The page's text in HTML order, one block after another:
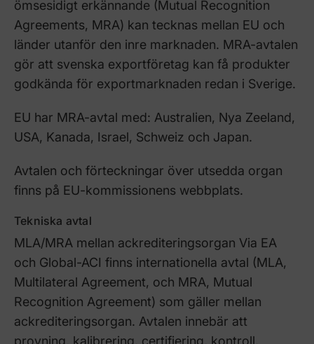
ömsesidigt erkännande (Mutual Recognition
Agreements, MRA) kan tecknas mellan EU och
länder utanför den inre marknaden. MRA-avtalen
gör att svenska exportföretag kan få produkter
godkända för exportmarknaden redan i Sverige.
EU har MRA-avtal med: Australien, Nya Zeeland,
USA, Kanada, Israel, Schweiz och Japan.
Avtalen och förteckningar över utsedda organ
finns på EU-kommissionens webbplats.
Tekniska avtal
MLA/MRA mellan ackrediteringsorgan Via EA
och Global-ACI finns internationella avtal (MLA,
Multilateral Agreement, och MRA, Mutual
Recognition Agreement) som gäller mellan
ackrediteringsorgan. Avtalen innebär att
provning, kalibrering, certifiering, kontroll,